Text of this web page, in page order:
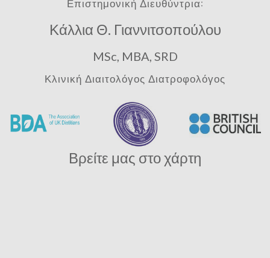
Κάλλια Θ. Γιαννιτσοπούλου
MSc, MBA, SRD
Κλινική Διαιτολόγος Διατροφολόγος
Βρείτε μας στο χάρτη